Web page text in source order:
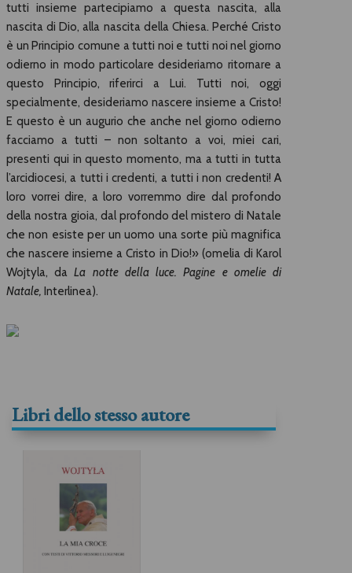
tutti insieme partecipiamo a questa nascita, alla
nascita di Dio, alla nascita della Chiesa. Perché Cristo
è un Principio comune a tutti noi e tutti noi nel giorno
odierno in modo particolare desideriamo ritornare a
questo Principio, riferirci a Lui. Tutti noi, oggi
specialmente, desideriamo nascere insieme a Cristo!
E questo è un augurio che anche nel giorno odierno
facciamo a tutti – non soltanto a voi, miei cari,
presenti qui in questo momento, ma a tutti in tutta
l’arcidiocesi, a tutti i credenti, a tutti i non credenti! A
loro vorrei dire, a loro vorremmo dire dal profondo
della nostra gioia, dal profondo del mistero di Natale
che non esiste per un uomo una sorte più magnifica
che nascere insieme a Cristo in Dio!» (omelia di Karol
Wojtyla, da La notte della luce. Pagine e omelie di
Natale, Interlinea).
Libri dello stesso autore